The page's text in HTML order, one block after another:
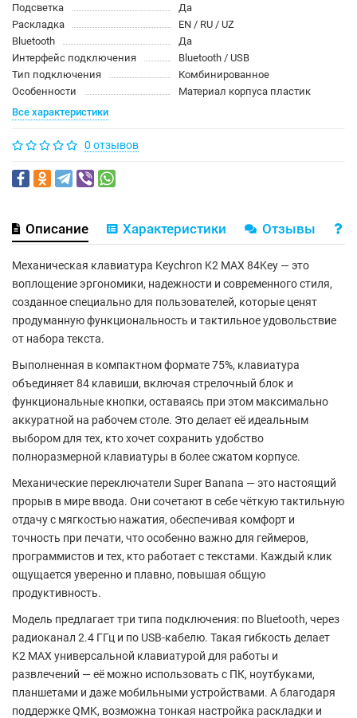
Подсветка
Да
Раскладка
EN / RU / UZ
Bluetooth
Да
Интерфейс подключения
Bluetooth / USB
Тип подключения
Комбинированное
Особенности
Материал корпуса пластик
Все характеристики
0 отзывов
Описание Характеристики Отзывы
Механическая клавиатура Keychron K2 MAX 84Key — это
воплощение эргономики, надежности и современного стиля,
созданное специально для пользователей, которые ценят
продуманную функциональность и тактильное удовольствие
от набора текста.
Выполненная в компактном формате 75%, клавиатура
объединяет84 клавиши, включая стрелочный блок и
функциональные кнопки, оставаясь при этом максимально
аккуратной на рабочем столе. Это делает её идеальным
выбором для тех, кто хочет сохранить удобство
полноразмерной клавиатуры в более сжатом корпусе.
Механические переключатели Super Banana — это настоящий
прорыв в мире ввода. Они сочетают в себе чёткую тактильную
отдачу с мягкостью нажатия, обеспечивая комфорт и
точность при печати, что особенно важно для геймеров,
программистов и тех, кто работает с текстами. Каждый клик
ощущается уверенно и плавно, повышая общую
продуктивность.
Модель предлагаеттри типа подключения: по Bluetooth, через
радиоканал 2.4 ГГц и по USB-кабелю. Такая гибкость делает
K2 MAX универсальной клавиатурой для работы и
развлечений — её можно использовать с ПК, ноутбуками,
планшетами и даже мобильными устройствами. А благодаря
поддержкеQMK, возможна тонкая настройка раскладки и